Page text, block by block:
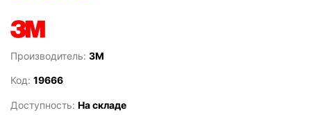
Производитель: 3M
Код: 19666
Доступность: На складе